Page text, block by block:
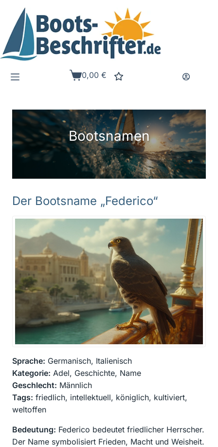
Inhalt
springen
Warenkorb
0,00€
Bootsnamen
Der Bootsname „Federico“
Sprache: Germanisch, Italienisch
Kategorie: Adel, Geschichte, Name
Geschlecht: Männlich
Tags: friedlich, intellektuell, königlich, kultiviert,
weltoffen
Bedeutung: Federico bedeutet friedlicher Herrscher.
Der Name symbolisiert Frieden, Macht und Weisheit.